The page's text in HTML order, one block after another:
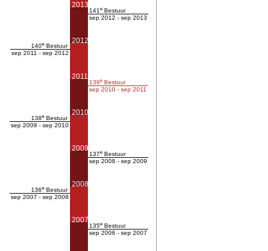
140e Bestuur
sep 2011 - sep 2012
138e Bestuur
sep 2009 - sep 2010
136e Bestuur
sep 2007 - sep 2008
2013
2012
2011
2010
2009
2008
2007
141 e Bestuur
sep 2012 - sep 2013
139e Bestuur
sep 2010 - sep 2011
137e Bestuur
sep 2008 - sep 2009
135e Bestuur
sep 2006 - sep 2007